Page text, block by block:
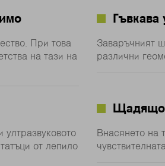
При това
на тази на
Гъвкава
Заваръчният
различни
от лепило
Щадящо
Внасянето на